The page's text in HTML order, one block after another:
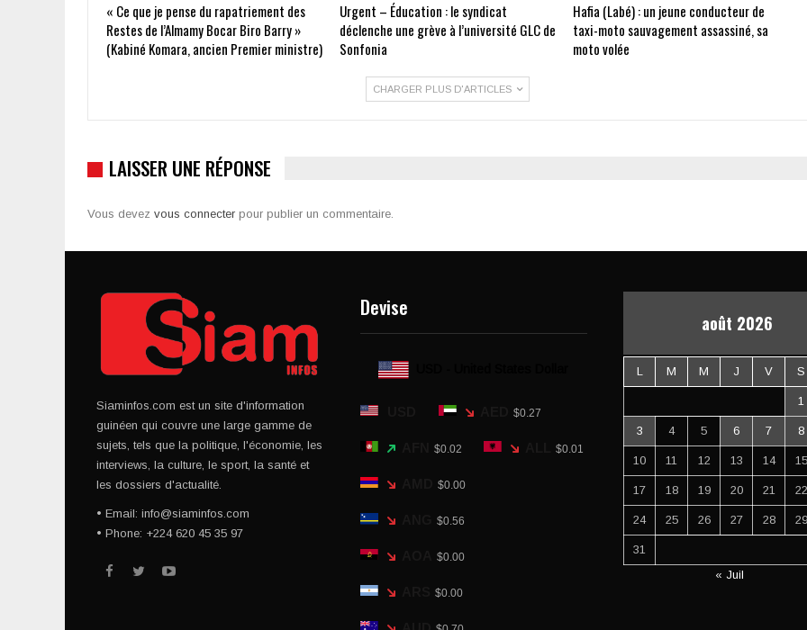
« Ce que je pense du rapatriement des
Restes de l’Almamy Bocar Biro Barry »
(Kabiné Komara, ancien Premier ministre)
Urgent – Éducation : le syndicat
déclenche une grève à l’université GLC de
Sonfonia
Hafia (Labé) : un jeune conducteur de
taxi-moto sauvagement assassiné, sa
moto volée
CHARGER PLUS D'ARTICLES
LAISSER UNE RÉPONSE
Vous devez vous connecter pour publier un commentaire.
Siaminfos.com est un site d'information
guinéen qui couvre une large gamme de
sujets, tels que la politique, l'économie, les
interviews, la culture, le sport, la santé et
les dossiers d'actualité.
• Email: info@siaminfos.com
• Phone: +224 620 45 35 97
Devise
$0.27
$0.02 $0.01
$0.00
$0.56
$0.00
$0.00
août 2026
L M M J V S
1
3 4 5 6 7 8
10 11 12 13 14 15
17 18 19 20 21 22
24 25 26 27 28 29
31
« Juil